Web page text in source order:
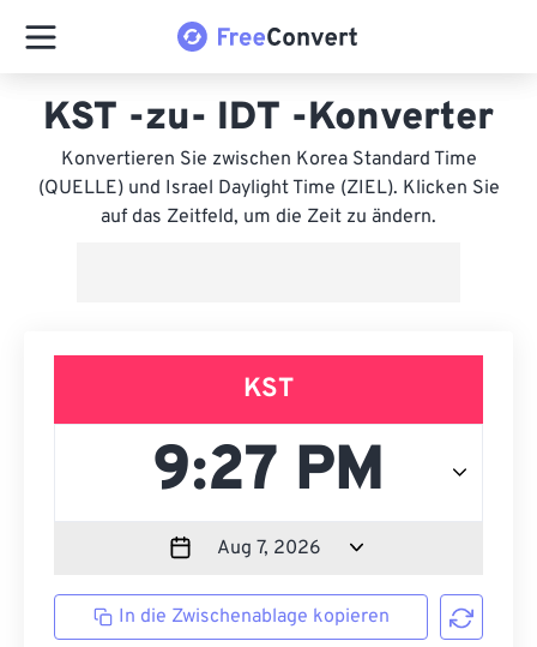
KST -zu- IDT -Konverter
Konvertieren Sie zwischen Korea Standard Time
(QUELLE) und Israel Daylight Time (ZIEL). Klicken Sie
auf das Zeitfeld, um die Zeit zu ändern.
KST
In die Zwischenablage kopieren